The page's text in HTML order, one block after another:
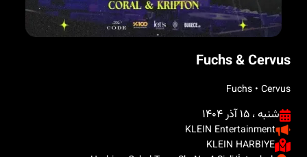
Fuchs & Cervus
Fuchs • Cervus
شنبه ، ۱۵ آذر ۱۴۰۴
KLEIN Entertainment
KLEIN HARBIYE